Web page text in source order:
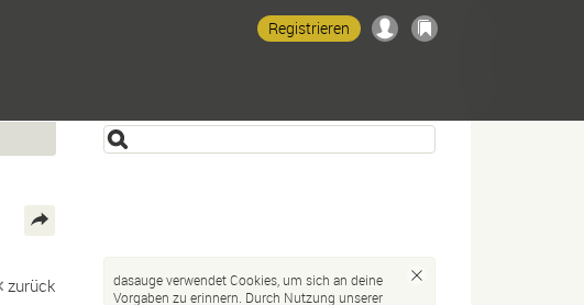
Registrieren
zurück
dasauge verwendet Cookies, um sich an deine
Vorgaben zu erinnern. Durch Nutzung unserer